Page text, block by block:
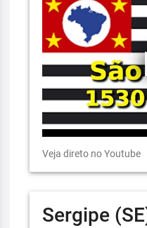
Veja direto no Youtube
Sergipe